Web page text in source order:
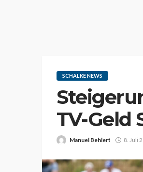
SCHALKE NEWS
TV-Geld
Manuel Behlert 8. Juli